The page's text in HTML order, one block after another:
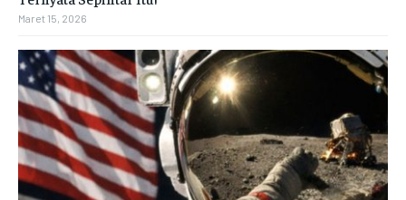
Maret 15, 2026